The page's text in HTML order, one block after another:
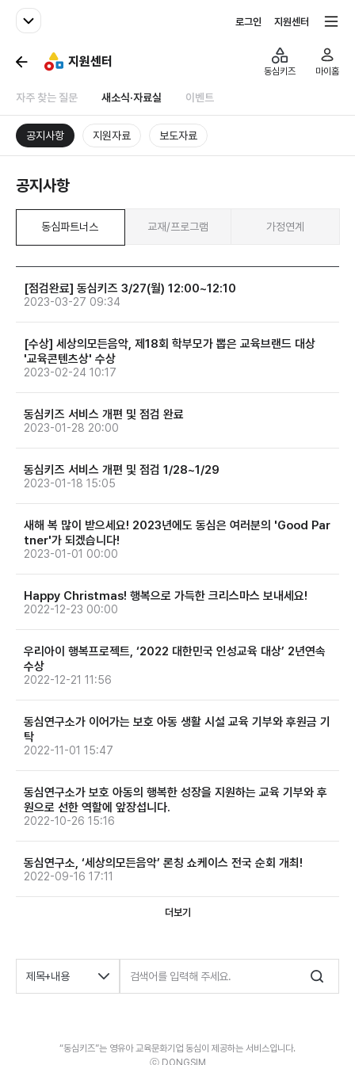
패밀리사이트
로그인 지원센터
지원센터
자주 찾는 질문 새소식·자료실 이벤트
동심키즈 마이홈
공지사항 지원자료 보도자료
공지사항
동심파트너스 교재/프로그램 가정연계
[점검완료] 동심키즈 3/27(월) 12:00~12:10
2023-03-27 09:34
[수상] 세상의모든음악, 제18회 학부모가 뽑은 교육브랜드 대상
'교육콘텐츠상' 수상
2023-02-24 10:17
동심키즈 서비스 개편 및 점검 완료
2023-01-28 20:00
동심키즈 서비스 개편 및 점검 1/28~1/29
2023-01-18 15:05
새해 복 많이 받으세요! 2023년에도 동심은 여러분의 'Good Par
tner'가 되겠습니다!
2023-01-01 00:00
Happy Christmas! 행복으로 가득한 크리스마스 보내세요!
2022-12-23 00:00
우리아이 행복프로젝트, ‘2022 대한민국 인성교육 대상’ 2년연속
수상
2022-12-21 11:56
동심연구소가 이어가는 보호 아동 생활 시설 교육 기부와 후원금 기
탁
2022-11-01 15:47
동심연구소가 보호 아동의 행복한 성장을 지원하는 교육 기부와 후
원으로 선한 역할에 앞장섭니다.
2022-10-26 15:16
동심연구소, ‘세상의모든음악’ 론칭 쇼케이스 전국 순회 개최!
2022-09-16 17:11
더보기
“동심키즈”는 영유아 교육문화기업 동심이 제공하는 서비스입니다.
ⓒ DONGSIM